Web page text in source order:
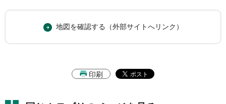
地図を確認する（外部サイトへリンク）
印刷